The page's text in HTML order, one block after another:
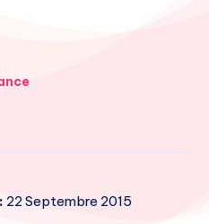
22 Septembre 2015